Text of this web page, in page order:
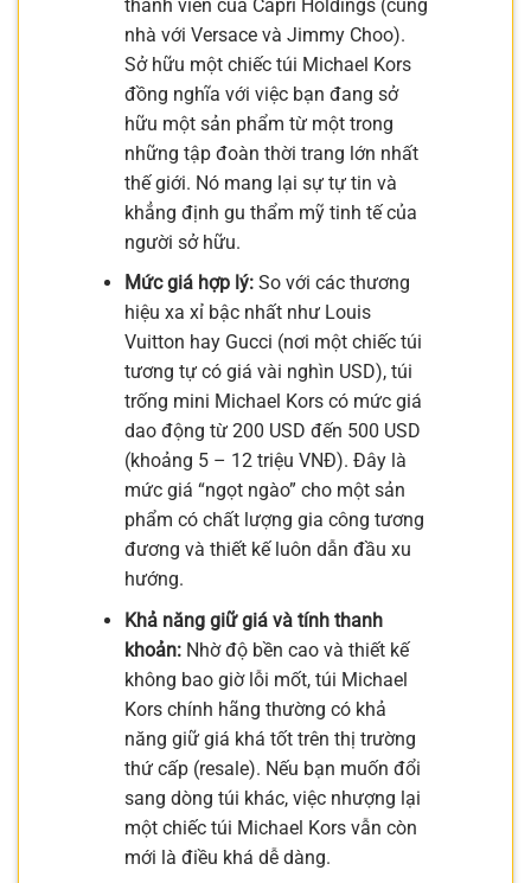
thành viên của Capri Holdings (cùng
nhà với Versace và Jimmy Choo).
Sở hữu một chiếc túi Michael Kors
đồng nghĩa với việc bạn đang sở
hữu một sản phẩm từ một trong
những tập đoàn thời trang lớn nhất
thế giới. Nó mang lại sự tự tin và
khẳng định gu thẩm mỹ tinh tế của
người sở hữu.
Mức giá hợp lý:So với các thương
hiệu xa xỉ bậc nhất như Louis
Vuitton hay Gucci (nơi một chiếc túi
tương tự có giá vài nghìn USD), túi
trống mini Michael Kors có mức giá
dao động từ 200 USD đến 500 USD
(khoảng 5 – 12 triệu VNĐ). Đây là
mức giá “ngọt ngào” cho một sản
phẩm có chất lượng gia công tương
đương và thiết kế luôn dẫn đầu xu
hướng.
Khả năng giữ giá và tính thanh
khoản:Nhờ độ bền cao và thiết kế
không bao giờ lỗi mốt, túi Michael
Kors chính hãng thường có khả
năng giữ giá khá tốt trên thị trường
thứ cấp (resale). Nếu bạn muốn đổi
sang dòng túi khác, việc nhượng lại
một chiếc túi Michael Kors vẫn còn
mới là điều khá dễ dàng.